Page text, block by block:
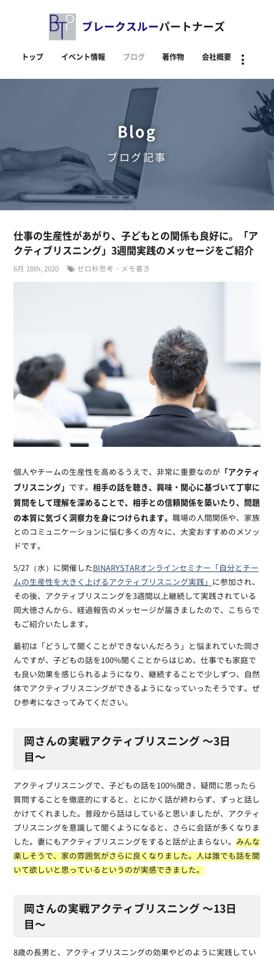
ブレークスルーパートナーズ
トップ イベント情報 ブログ 著作物 会社概要
Blog
ブログ記事
仕事の生産性があがり、子どもとの関係も良好に。「ア
クティブリスニング」3週間実践のメッセージをご紹介
6月 18th, 2020 ゼロ秒思考・メモ書き
個人やチームの生産性を高めるうえで、非常に重要なのが「アクティ
ブリスニング」 です。 相手の話を聴き、興味・関心に基づいて丁寧に
質問をして理解を深めることで、相手との信頼関係を築いたり、問題
の本質に気づく洞察力を身につけられます。 職場の人間関係や、家族
とのコミュニケーションに悩む多くの方々に、大変おすすめのメソッ
ドです。
5/27（水）に開催したBINARYSTARオンラインセミナー「自分とチー
ムの生産性を大きく上げるアクティブリスニング実践」 に参加され、
その後、アクティブリスニングを3週間以上継続して実践されている
岡大徳さんから、経過報告のメッセージが届きましたので、こちらで
もご紹介いたします。
最初は「どうして聞くことができないんだろう」と悩まれていた岡さ
んですが、子どもの話を100%聞くことからはじめ、仕事でも家庭で
も良い効果を感じられるようになり、継続することで少しずつ、自然
体でアクティブリスニングができるようになっていったそうです。ぜ
ひ参考になさってみてください。
岡さんの実戦アクティブリスニング 〜3日
目〜
アクティブリスニングで、子どもの話を100%聞き、疑問に思ったら
質問することを徹底的にすると、とにかく話が終わらず、ずっと話し
かけてくれました。普段から話はしていると思いましたが、アクティ
ブリスニングを意識して聞くようになると、さらに会話が多くなりま
した。妻にもアクティブリスニングをすると話が止まらない。 みんな
楽しそうで、家の雰囲気がさらに良くなりました。人は誰でも話を聞
いて欲しいと思っているというのが実感できました。
岡さんの実戦アクティブリスニング 〜13日
目〜
8歳の長男と、アクティブリスニングの効果やどのように実践してい